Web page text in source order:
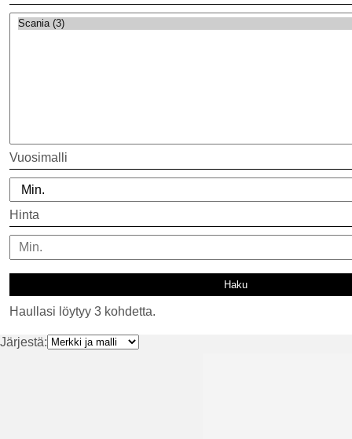
Vuosimalli
Hinta
Haullasi löytyy 3 kohdetta.
Järjestä: